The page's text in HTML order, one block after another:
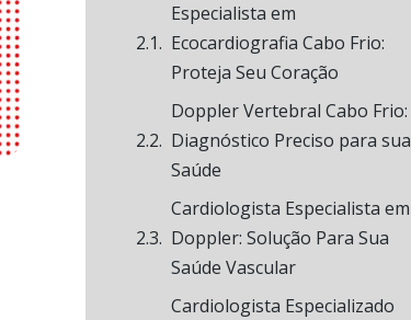
Especialista em
Ecocardiografia Cabo Frio:
Proteja Seu Coração
Doppler Vertebral Cabo Frio:
Diagnóstico Preciso para sua
Saúde
Cardiologista Especialista em
Doppler: Solução Para Sua
Saúde Vascular
Cardiologista Especializado